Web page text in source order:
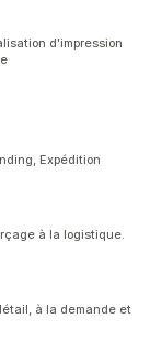
d'impression
Expédition
à la logistique.
à la demande et